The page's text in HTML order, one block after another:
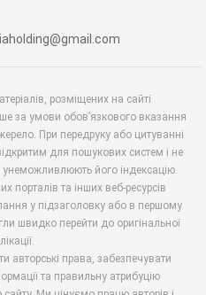
розміщених на сайті
за умови обов’язкового вказання
При передруку або цитуванні
для пошукових систем і не
його індексацію.
порталів та інших веб-ресурсів
у підзаголовку або в першому
швидко перейти до оригінальної
авторські права, забезпечувати
та правильну атрибуцію